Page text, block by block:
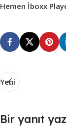
Hemen İboxx
Yeni
Bir yanıt